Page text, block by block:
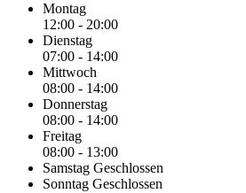
Montag
12:00 - 20:00
Dienstag
07:00 - 14:00
Mittwoch
08:00 - 14:00
Donnerstag
08:00 - 14:00
Freitag
08:00 - 13:00
Samstag Geschlossen
Sonntag Geschlossen